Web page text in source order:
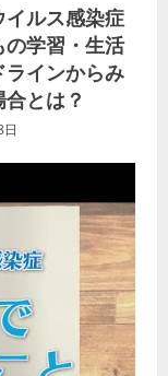
イルス感染症
学習・生活
インからみ
とは？